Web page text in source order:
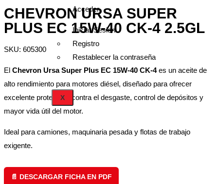
Acceder
Iniciar Sesion
Registro
Restablecer la contraseña
X
CHEVRON URSA SUPER
PLUS EC 15W-40 CK-4 2.5GL
SKU: 605300
El Chevron Ursa Super Plus EC 15W-40 CK-4es un aceite de
alto rendimiento para motores diésel, diseñado para ofrecer
excelente protección contra el desgaste, control de depósitos y
mayor vida útil del motor.
Ideal para camiones, maquinaria pesada y flotas de trabajo
exigente.
📄 DESCARGAR FICHA EN PDF